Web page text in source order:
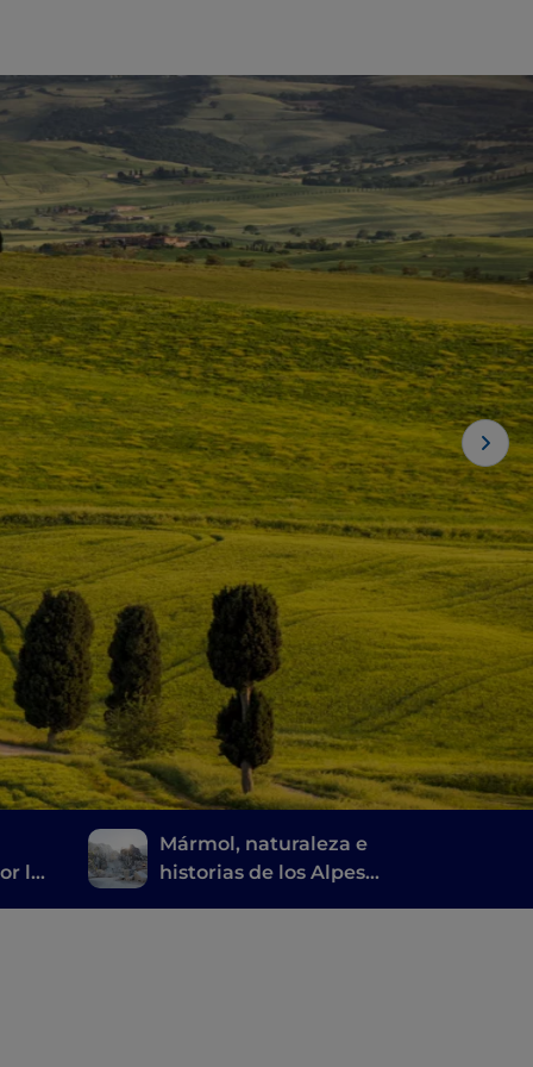
la
Mármol, naturaleza e
historias de los Alpes